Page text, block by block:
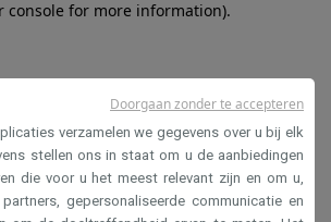
console for more information).
verzamelen we gegevens over u bij elk
stellen ons in staat om u de aanbiedingen
die voor u het meest relevant zijn en om u,
gepersonaliseerde communicatie en
Doorgaan zonder te accepteren